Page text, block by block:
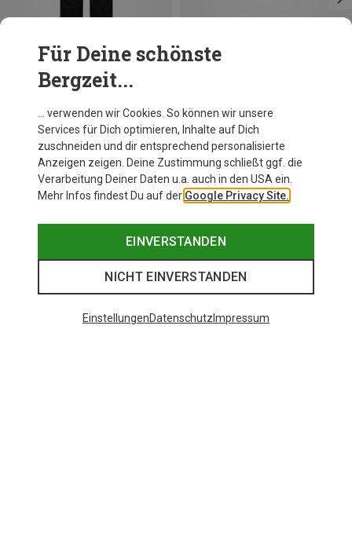
Du sparst 24%
Für Deine schönste
Bergzeit...
… verwenden wir Cookies. So können wir unsere
Services für Dich optimieren, Inhalte auf Dich
zuschneiden und dir entsprechend personalisierte
Anzeigen zeigen. Deine Zustimmung schließt ggf. die
Verarbeitung Deiner Daten u.a. auch in den USA ein.
Mehr Infos findest Du auf der Google Privacy Site.
EINVERSTANDEN
NICHT EINVERSTANDEN
EinstellungenDatenschutz Impressum